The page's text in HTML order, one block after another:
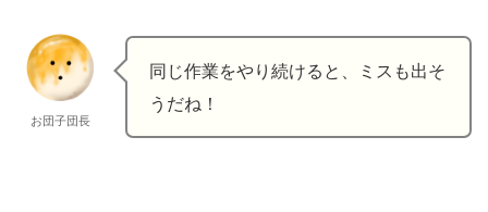
お団子団長
同じ作業をやり続けると、ミスも出そ
うだね！